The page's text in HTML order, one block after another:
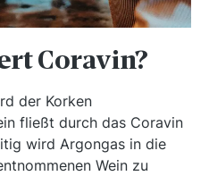
Coravin?
der Korken
fließt durch das Coravin
wird Argongas in die
Wein zu